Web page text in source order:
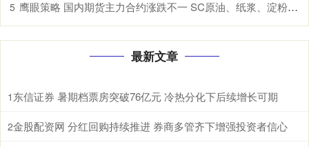
5 鹰眼策略 国内期货主力合约涨跌不一 SC原油、纸浆、淀粉、原木、棉花涨超1%
最新文章
1 东信证券 暑期档票房突破76亿元 冷热分化下后续增长可期
2金股配资网 分红回购持续推进 券商多管齐下增强投资者信心